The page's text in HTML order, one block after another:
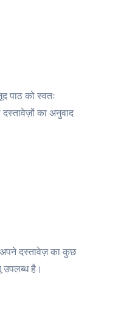
पाठ को स्वतः
का अनुवाद
दस्तावेज़ का कुछ
उपलब्ध है।